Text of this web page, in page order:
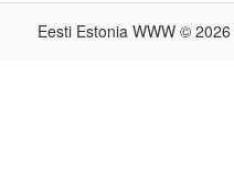
Eesti Estonia WWW © 2026